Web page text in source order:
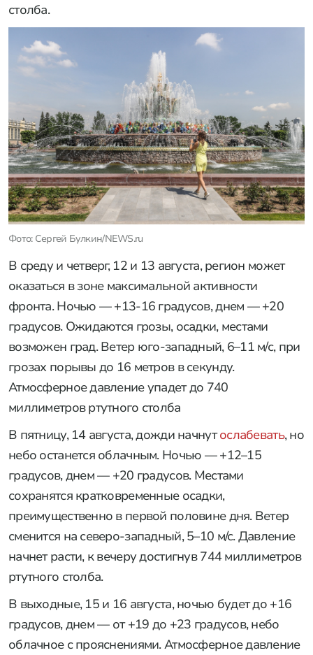
столба.
Фото: Сергей Булкин/NEWS.ru
В среду и четверг, 12 и 13 августа, регион может
оказаться в зоне максимальной активности
фронта. Ночью — +13-16 градусов, днем — +20
градусов. Ожидаются грозы, осадки, местами
возможен град. Ветер юго-западный, 6–11 м/с, при
грозах порывы до 16 метров в секунду.
Атмосферное давление упадет до 740
миллиметров ртутного столба
В пятницу, 14 августа, дожди начнутослабевать, но
небо останется облачным. Ночью — +12–15
градусов, днем — +20 градусов. Местами
сохранятся кратковременные осадки,
преимущественно в первой половине дня. Ветер
сменится на северо-западный, 5–10 м/с. Давление
начнет расти, к вечеру достигнув 744 миллиметров
ртутного столба.
В выходные, 15 и 16 августа, ночью будет до +16
градусов, днем — от +19 до +23 градусов, небо
облачное с прояснениями. Атмосферное давление